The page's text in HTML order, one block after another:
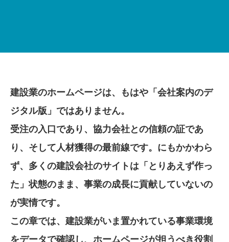
建設業のホームページは、もはや「会社案内のデ
ジタル版」ではありません。
受注の入口であり、協力会社との信頼の証であ
り、そして人材獲得の最前線です。にもかかわら
ず、多くの建設会社のサイトは「とりあえず作っ
た」状態のまま、事業の成長に貢献していないの
が実情です。
この章では、建設業がいま置かれている事業環境
をデータで確認し、ホームページが担うべき役割